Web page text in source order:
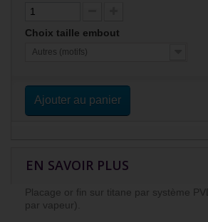
Choix taille embout
Autres (motifs)
Ajouter au panier
EN SAVOIR PLUS
Placage or fin sur titane par système
par vapeur).